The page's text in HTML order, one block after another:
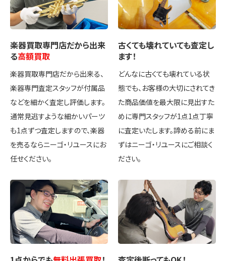
楽器買取専門店だから出来
る高額買取
楽器買取専門店だから出来る、
楽器専門査定スタッフが付属品
などを細かく査定し評価します。
通常見逃すような細かいパーツ
も1点ずつ査定しますので、楽器
を売るならニーゴ・リユースにお
任せください。
古くても壊れていても査定し
ます！
どんなに古くても壊れている状
態でも、お客様の大切にされてき
た商品価値を最大限に見出すた
めに専門スタッフが1点1点丁寧
に査定いたします。諦める前にま
ずはニーゴ・リユースにご相談く
ださい。